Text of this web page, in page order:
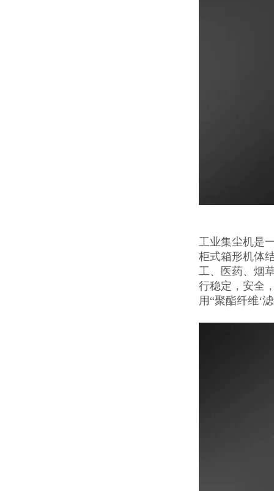
工业集尘机是
柜式箱形机体
工、医药、烟
行稳定，安全
用“聚酯纤维‘